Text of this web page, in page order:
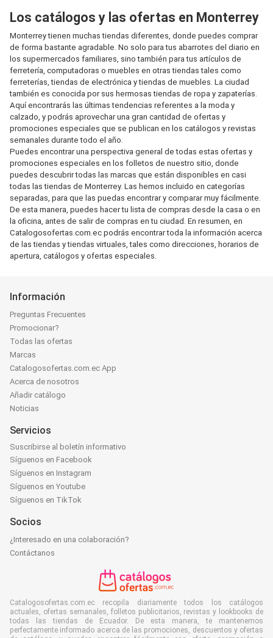
Los catálogos y las ofertas en Monterrey
Monterrey tienen muchas tiendas diferentes, donde puedes comprar
de forma bastante agradable. No solo para tus abarrotes del diario en
los supermercados familiares, sino también para tus artículos de
ferretería, computadoras o muebles en otras tiendas tales como
ferreterías, tiendas de electrónica y tiendas de muebles. La ciudad
también es conocida por sus hermosas tiendas de ropa y zapaterías.
Aquí encontrarás las últimas tendencias referentes a la moda y
calzado, y podrás aprovechar una gran cantidad de ofertas y
promociones especiales que se publican en los catálogos y revistas
semanales durante todo el año.
Puedes encontrar una perspectiva general de todas estas ofertas y
promociones especiales en los folletos de nuestro sitio, donde
puedes descubrir todas las marcas que están disponibles en casi
todas las tiendas de Monterrey. Las hemos incluido en categorías
separadas, para que las puedas encontrar y comparar muy fácilmente.
De esta manera, puedes hacer tu lista de compras desde la casa o en
la oficina, antes de salir de compras en tu ciudad. En resumen, en
Catalogosofertas.com.ec podrás encontrar toda la información acerca
de las tiendas y tiendas virtuales, tales como direcciones, horarios de
apertura, catálogos y ofertas especiales.
Información
Preguntas Frecuentes
Promocionar?
Todas las ofertas
Marcas
Catalogosofertas.com.ec App
Acerca de nosotros
Añadir catálogo
Noticias
Servicios
Suscribirse al boletín informativo
Síguenos en Facebook
Síguenos en Instagram
Síguenos en Youtube
Síguenos en TikTok
Socios
¿Interesado en una colaboración?
Contáctanos
Catalogosofertas.com.ec recopila diariamente todos los catálogos
actuales, ofertas semanales, folletos publicitarios, revistas y lookbooks de
todas las tiendas de Ecuador. De esta manera, te mantenemos
perfectamente informado acerca de las promociones, descuentos y ofertas